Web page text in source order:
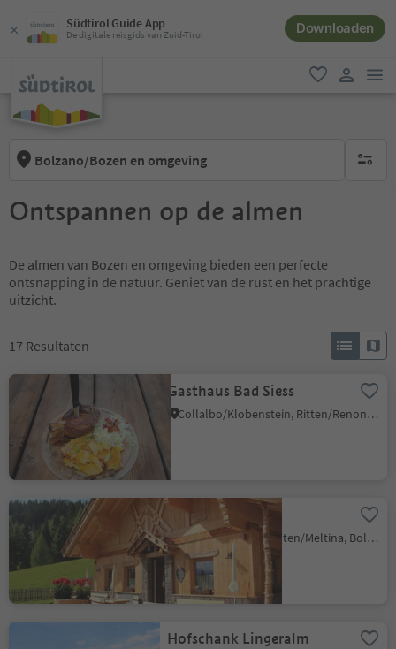
Südtirol Guide App
De digitale reisgids van Zuid-Tirol Downloaden
favoriet
Bolzano/Bozen en omgeving geen
Ontspannen op de almen
De almen van Bozen en omgeving bieden een perfecte
ontsnapping in de natuur. Geniet van de rust en het prachtige
uitzicht.
17 Resultaten
Gasthaus Bad Siess
Collalbo/Klobenstein, Ritten/Renon, Bolzano/Bozen and environs
Lingeralm
Meltina/Mölten, Mölten/Meltina, Bolzano/Bozen and environs
Hofschank Lingeralm